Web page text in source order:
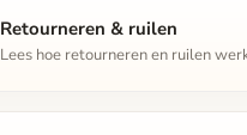
Retourneren & ruilen
Lees hoe retourneren en ruilen